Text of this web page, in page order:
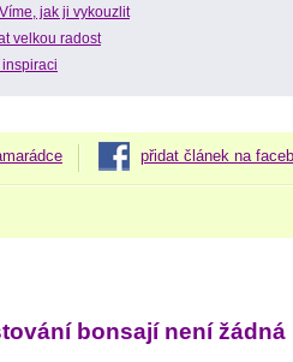
jak ji vykouzlit
velkou radost
přidat článek na
bonsají není žádná